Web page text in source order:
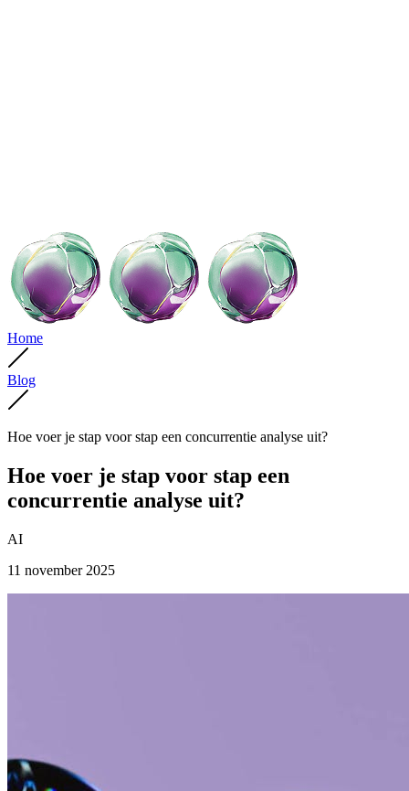
Home
Blog
Hoe voer je stap voor stap een concurrentie analyse uit?
Hoe voer je stap voor stap een
concurrentie analyse uit?
AI
11 november 2025